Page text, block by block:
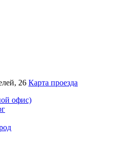
26 Карта проезда
офис)